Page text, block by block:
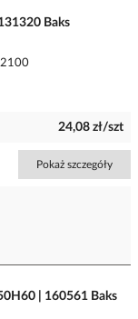
Baks
24,08 zł/szt
Pokaż szczegóły
| 160561 Baks